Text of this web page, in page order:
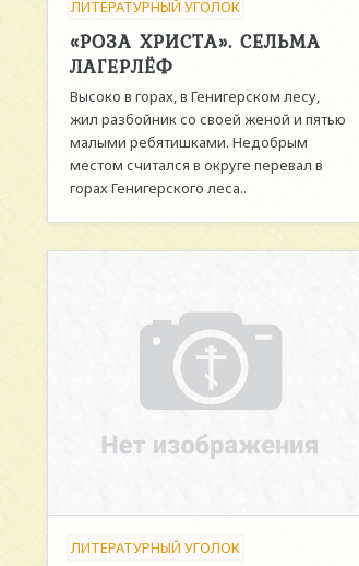
ЛИТЕРАТУРНЫЙ УГОЛОК
«РОЗА ХРИСТА». СЕЛЬМА
ЛАГЕРЛЁФ
Высоко в горах, в Генигерском лесу,
жил разбойник со своей женой и пятью
малыми ребятишками. Недобрым
местом считался в округе перевал в
горах Генигерского леса..
ЛИТЕРАТУРНЫЙ УГОЛОК